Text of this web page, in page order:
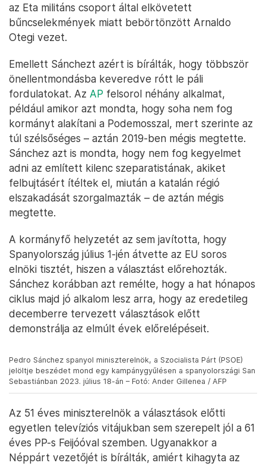
az Eta militáns csoport által elkövetett
bűncselekmények miatt bebörtönzött Arnaldo
Otegi vezet.
Emellett Sánchezt azért is bírálták, hogy többször
önellentmondásba keveredve rótt le páli
fordulatokat. Az AP felsorol néhány alkalmat,
például amikor azt mondta, hogy soha nem fog
kormányt alakítani a Podemosszal, mert szerinte az
túl szélsőséges – aztán 2019-ben mégis megtette.
Sánchez azt is mondta, hogy nem fog kegyelmet
adni az említett kilenc szeparatistának, akiket
felbujtásért ítéltek el, miután a katalán régió
elszakadását szorgalmazták – de aztán mégis
megtette.
A kormányfő helyzetét az sem javította, hogy
Spanyolország július 1-jén átvette az EU soros
elnöki tisztét, hiszen a választást előrehozták.
Sánchez korábban azt remélte, hogy a hat hónapos
ciklus majd jó alkalom lesz arra, hogy az eredetileg
decemberre tervezett választások előtt
demonstrálja az elmúlt évek előrelépéseit.
Pedro Sánchez spanyol miniszterelnök, a Szocialista Párt (PSOE)
jelöltje beszédet mond egy kampánygyűlésen a spanyolországi San
Sebastiánban 2023. július 18-án – Fotó: Ander Gillenea / AFP
Az 51 éves miniszterelnök a választások előtti
egyetlen televíziós vitájukban sem szerepelt jól a 61
éves PP-s Feijóóval szemben. Ugyanakkor a
Néppárt vezetőjét is bírálták, amiért kihagyta az